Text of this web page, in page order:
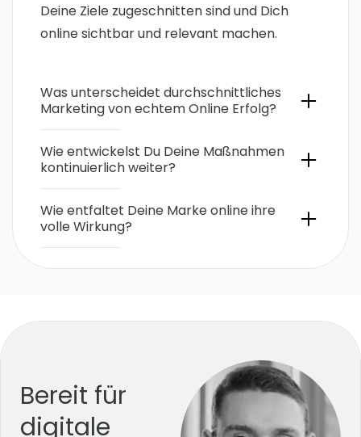
Deine Ziele zugeschnitten sind und Dich
online sichtbar und relevant machen.
Was unterscheidet durchschnittliches
Marketing von echtem Online Erfolg?
Wie entwickelst Du Deine Maßnahmen
kontinuierlich weiter?
Wie entfaltet Deine Marke online ihre
volle Wirkung?
Bereit für
digitale